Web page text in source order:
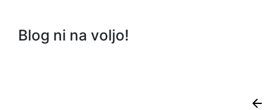
Blog ni na voljo!